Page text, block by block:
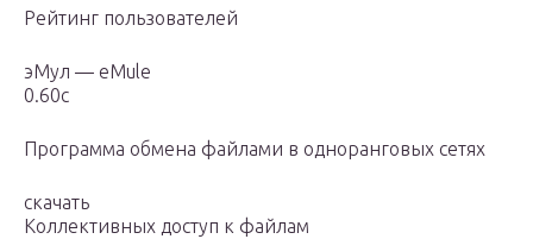
Рейтинг пользователей
эМул — eMule
0.60c
Программа обмена файлами в одноранговых сетях
скачать
Коллективных доступ к файлам